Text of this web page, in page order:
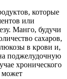
которые
или
Манго, будучи
сахаров,
в крови и,
поджелудочную
хронического
может